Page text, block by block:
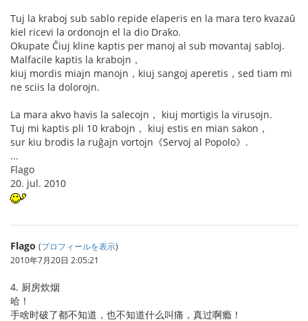
Tuj la kraboj sub sablo repide elaperis en la mara tero kvazaŭ
kiel ricevi la ordonojn el la dio Drako.
Okupate Ĉiuj kline kaptis per manoj al sub movantaj sabloj.
Malfacile kaptis la krabojn，
kiuj mordis miajn manojn，kiuj sangoj aperetis，sed tiam mi
ne sciis la dolorojn.
La mara akvo havis la salecojn， kiuj mortigis la virusojn.
Tuj mi kaptis pli 10 krabojn， kiuj estis en mian sakon，
sur kiu brodis la ruĝajn vortojn《Servoj al Popolo》.
...
Flago
20. jul. 2010
Flago (プロフィールを表示)
2010年7月20日 2:05:21
4. 厨房炊烟
哈！
手啥时破了都不知道，也不知道什么叫痛，真过啊瘾！